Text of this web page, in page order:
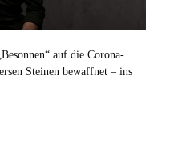
auf die Corona-
Steinen bewaffnet – ins